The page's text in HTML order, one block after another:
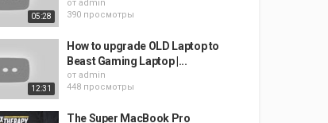
05:28
от admin
390 просмотры
12:31
How to upgrade OLD Laptop to
Beast Gaming Laptop |...
от admin
448 просмотры
The Super MacBook Pro